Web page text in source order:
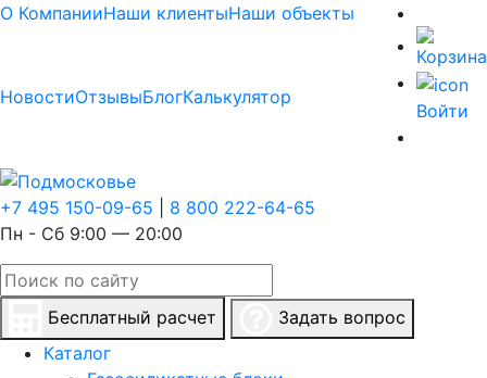
О КомпанииНаши клиентыНаши объекты
НовостиОтзывыБлогКалькулятор
Войти
+7 495 150-09-65
8 800 222-64-65
Пн - Сб 9:00 — 20:00
Бесплатный расчет
Задать вопрос
Каталог